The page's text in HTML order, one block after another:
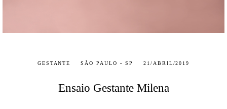
GESTANTE SÃO PAULO - SP 21/ABRIL/2019
Ensaio Gestante Milena